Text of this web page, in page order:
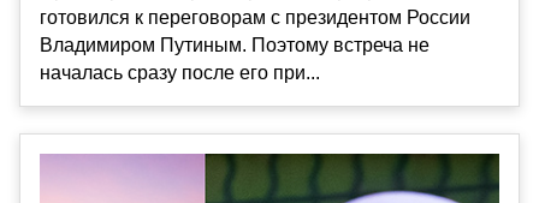
готовился к переговорам с президентом России
Владимиром Путиным. Поэтому встреча не
началась сразу после его при...